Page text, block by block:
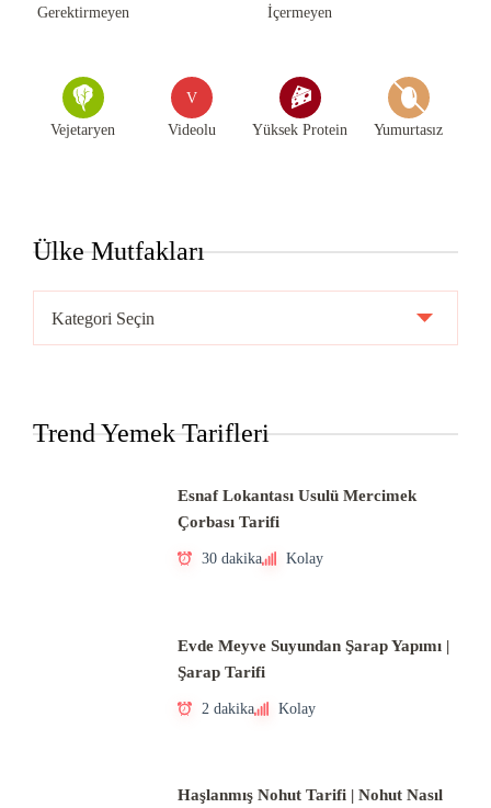
Gerektirmeyen
İçermeyen
Vejetaryen
V
Videolu Yüksek Protein Yumurtasız
Ülke Mutfakları
Mutfakları
Trend Yemek Tarifleri
Esnaf Lokantası Usulü Mercimek
Çorbası Tarifi
30 dakika Kolay
Evde Meyve Suyundan Şarap Yapımı |
Şarap Tarifi
2 dakika Kolay
Haşlanmış Nohut Tarifi | Nohut Nasıl